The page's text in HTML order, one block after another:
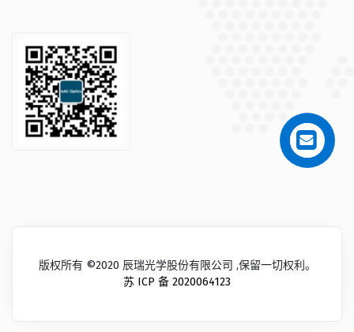
版权所有 ©2020 辰瑞光学股份有限公司 ,保留一切权利。
苏 ICP 备 2020064123